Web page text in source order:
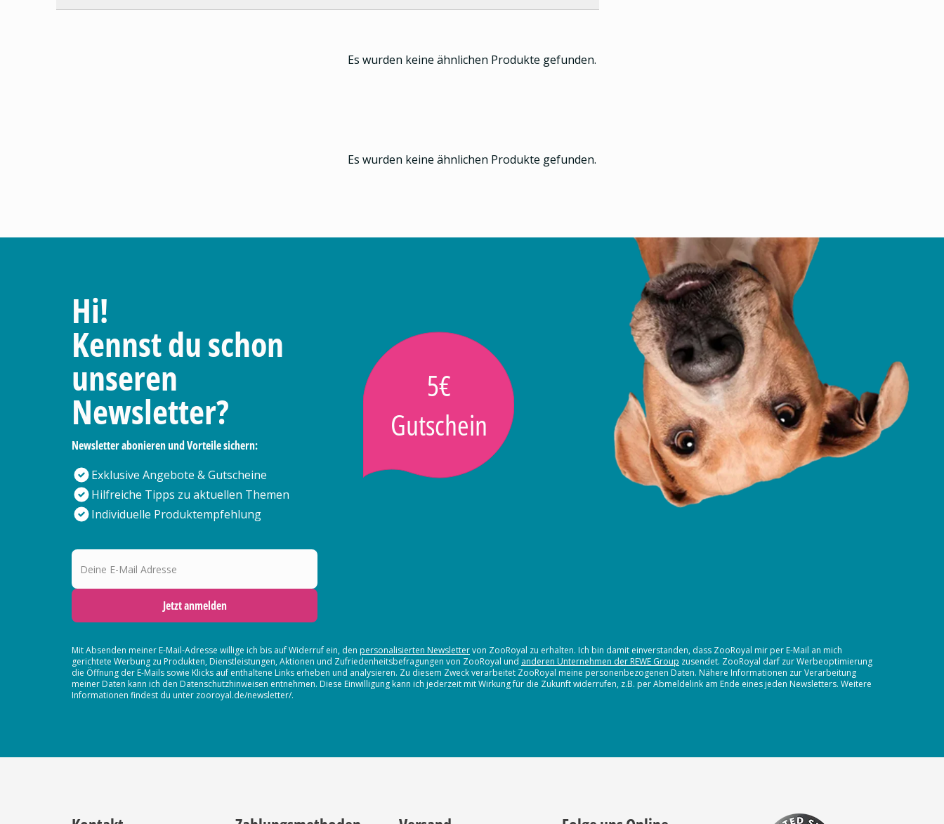
Es wurden keine ähnlichen Produkte gefunden.
Es wurden keine ähnlichen Produkte gefunden.
Hi!
Kennst du schon
unseren
Newsletter?
Newsletter abonieren und Vorteile sichern:
Exklusive Angebote & Gutscheine
Hilfreiche Tipps zu aktuellen Themen
Individuelle Produktempfehlung
5€
Gutschein
Deine E-Mail Adresse
Jetzt anmelden
Mit Absenden meiner E-Mail-Adresse willige ich bis auf Widerruf ein, den personalisierten Newslettervon ZooRoyal zu erhalten. Ich bin damit einverstanden, dass ZooRoyal mir per E-Mail an mich
gerichtete Werbung zu Produkten, Dienstleistungen, Aktionen und Zufriedenheitsbefragungen von ZooRoyal und anderen Unternehmen der REWE Group zusendet. ZooRoyal darf zur Werbeoptimierung
die Öffnung der E-Mails sowie Klicks auf enthaltene Links erheben und analysieren. Zu diesem Zweck verarbeitet ZooRoyal meine personenbezogenen Daten. Nähere Informationen zur Verarbeitung
meiner Daten kann ich den Datenschutzhinweisen entnehmen. Diese Einwilligung kann ich jederzeit mit Wirkung für die Zukunft widerrufen, z.B. per Abmeldelink am Ende eines jeden Newsletters. Weitere
Informationen findest du unter zooroyal.de/newsletter/.